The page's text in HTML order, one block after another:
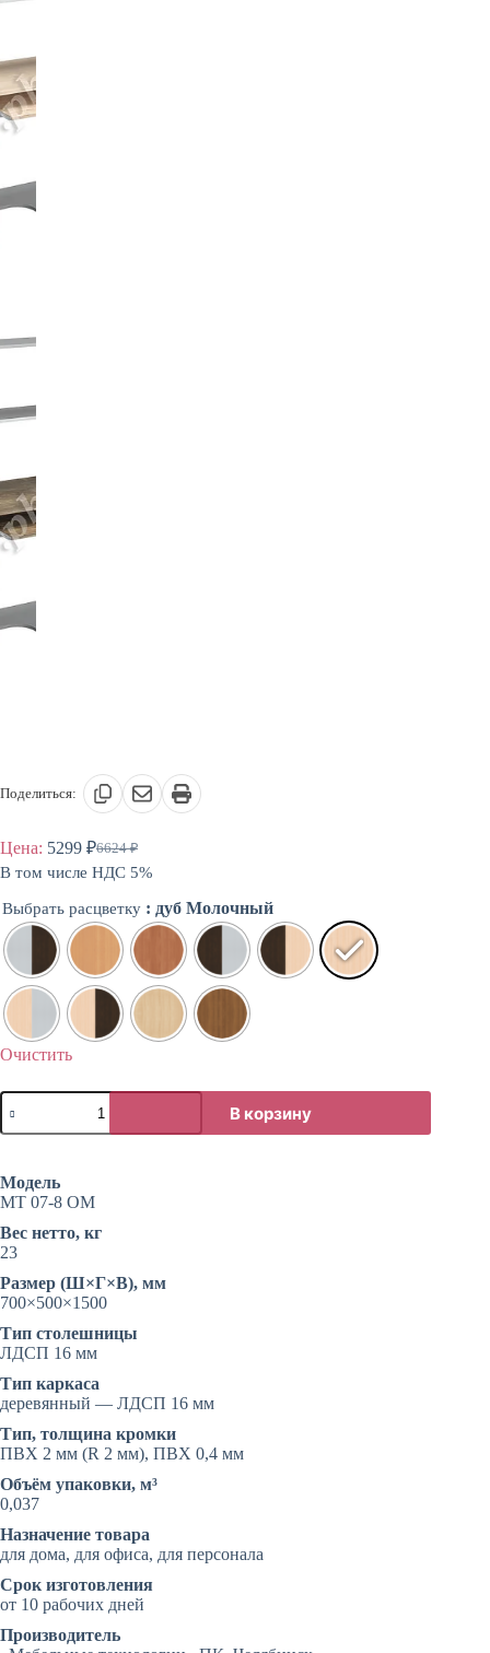
Поделиться:
Цена: 6624₽
Первоначальная
цена
6624 ₽.
5299 ₽Текущая
цена:
В том числе НДС 5%
Выбрать расцветку : дуб Молочный
Очистить
Количество
товара
Стол
ноутбука
с
надставкой
В корзину
Модель
МТ 07-8 ОМ
Вес нетто, кг
23
Размер (Ш×Г×В), мм
700×500×1500
Тип столешницы
ЛДСП 16 мм
Тип каркаса
деревянный — ЛДСП 16 мм
Тип, толщина кромки
ПВХ 2 мм (R 2 мм), ПВХ 0,4 мм
Объём упаковки, м³
0,037
Назначение товара
для дома, для офиса, для персонала
Срок изготовления
от 10 рабочих дней
Производитель